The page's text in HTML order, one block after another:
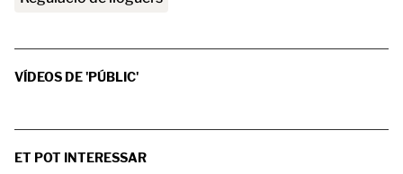
VÍDEOS DE 'PÚBLIC'
ET POT INTERESSAR